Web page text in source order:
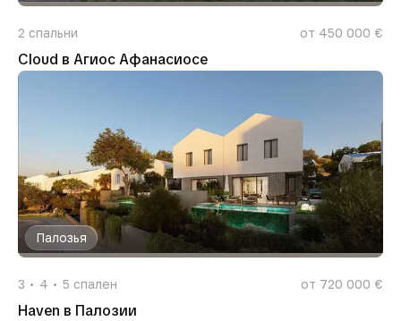
2 спальни от 450 000 €
Cloud в Агиос Афанасиосе
Палозья
3 4 5 спален от 720 000 €
Haven в Палозии